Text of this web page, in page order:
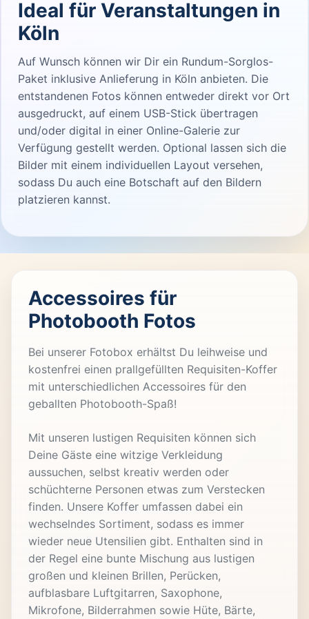
Ideal für Veranstaltungen in
Köln
Auf Wunsch können wir Dir ein Rundum-Sorglos-
Paket inklusive Anlieferung in Köln anbieten. Die
entstandenen Fotos können entweder direkt vor Ort
ausgedruckt, auf einem USB-Stick übertragen
und/oder digital in einer Online-Galerie zur
Verfügung gestellt werden. Optional lassen sich die
Bilder mit einem individuellen Layout versehen,
sodass Du auch eine Botschaft auf den Bildern
platzieren kannst.
Accessoires für
Photobooth Fotos
Bei unserer Fotobox erhältst Du leihweise und
kostenfrei einen prallgefüllten Requisiten-Koffer
mit unterschiedlichen Accessoires für den
geballten Photobooth-Spaß!
Mit unseren lustigen Requisiten können sich
Deine Gäste eine witzige Verkleidung
aussuchen, selbst kreativ werden oder
schüchterne Personen etwas zum Verstecken
finden. Unsere Koffer umfassen dabei ein
wechselndes Sortiment, sodass es immer
wieder neue Utensilien gibt. Enthalten sind in
der Regel eine bunte Mischung aus lustigen
großen und kleinen Brillen, Perücken,
aufblasbare Luftgitarren, Saxophone,
Mikrofone, Bilderrahmen sowie Hüte, Bärte,